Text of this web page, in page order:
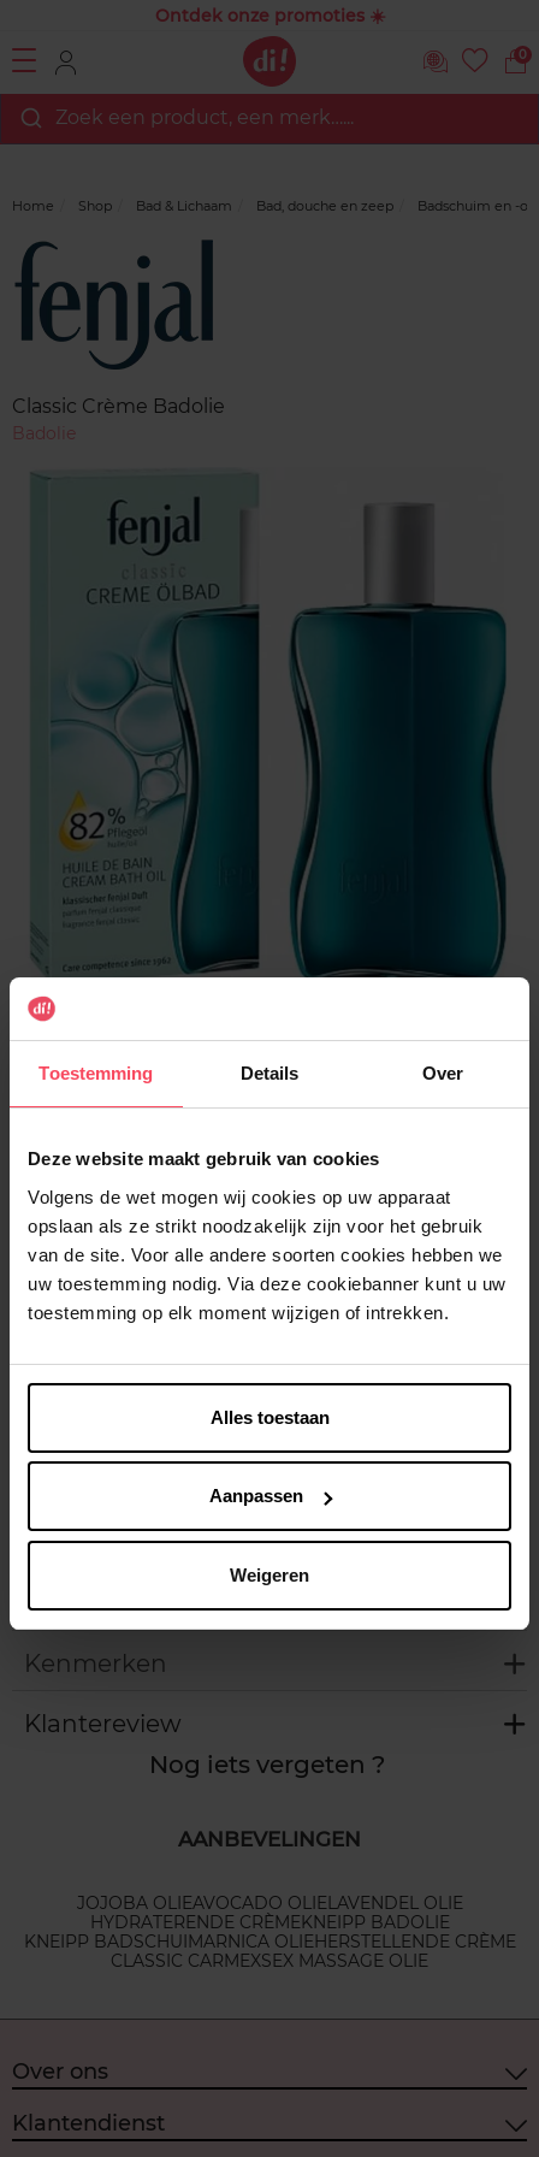
Toestemming Details Over
Deze website maakt gebruik van cookies
Volgens de wet mogen wij cookies op uw apparaat
opslaan als ze strikt noodzakelijk zijn voor het gebruik
van de site. Voor alle andere soorten cookies hebben we
uw toestemming nodig. Via deze cookiebanner kunt u uw
toestemming op elk moment wijzigen of intrekken.
Alles toestaan
Aanpassen
Weigeren
Ontdek onze promoties ☀️
0
Zoek een product, een merk…...
Home Shop Bad & Lichaam Bad, douche en zeep Badschuim en -
Merk
Classic Crème Badolie
Badolie
€ 11,49
Aantal
Levering
Dit artikel is momenteel niet beschikbaar
is
Kenmerken
Klantereview
Nog iets vergeten ?
AANBEVELINGEN
JOJOBA OLIEAVOCADO OLIELAVENDEL OLIE
HYDRATERENDE CRÈMEKNEIPP BADOLIE
KNEIPP BADSCHUIMARNICA OLIEHERSTELLENDE CRÈME
CLASSIC CARMEXSEX MASSAGE OLIE
Over ons
Klantendienst